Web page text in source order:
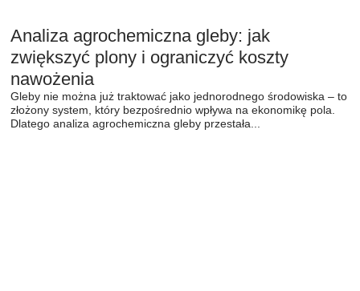
Analiza agrochemiczna gleby: jak
zwiększyć plony i ograniczyć koszty
nawożenia
Gleby nie można już traktować jako jednorodnego środowiska – to
złożony system, który bezpośrednio wpływa na ekonomikę pola.
Dlatego analiza agrochemiczna gleby przestała...